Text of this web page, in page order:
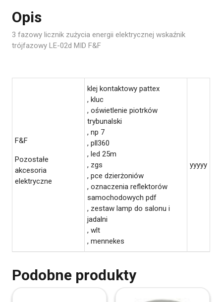
Opis
3 fazowy licznik zużycia energii elektrycznej wskaźnik
trójfazowy LE-02d MID F&F
F&F
Pozostałe
akcesoria
elektryczne
klej kontaktowy pattex
, kluc
, oświetlenie piotrków
trybunalski
, np 7
, pll360
, led 25m
, zgs
, pce dzierżoniów
, oznaczenia reflektorów
samochodowych pdf
, zestaw lamp do salonu i
jadalni
, wlt
, mennekes
yyyyy
Podobne produkty